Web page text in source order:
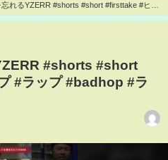
れるYZERR #shorts #short #firsttake #ヒッ
#shorts #short
#ラップ #badhop #ラ